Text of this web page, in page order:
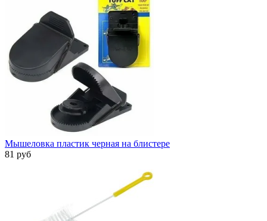
Мышеловка пластик черная на блистере
81 руб